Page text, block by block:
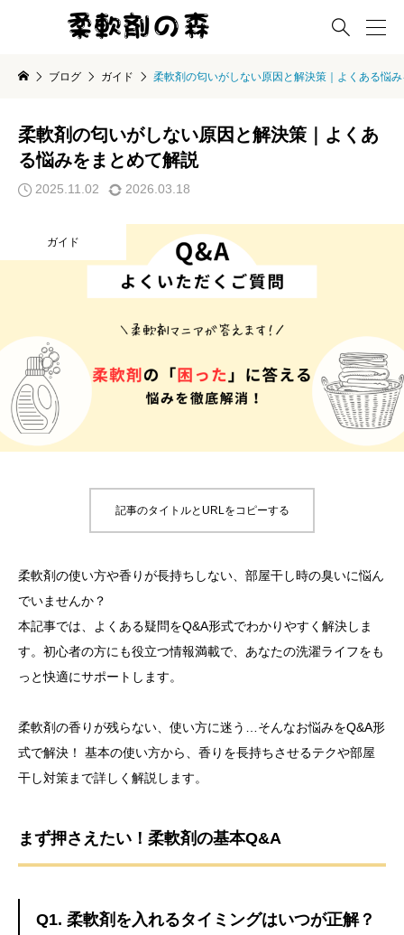

ブログ ガイド 柔軟剤の匂いがしない原因と解決策｜よくある悩
柔軟剤の匂いがしない原因と解決策｜よくあ
る悩みをまとめて解説
2025.11.02 2026.03.18
ガイド
記事のタイトルとURLをコピーする
柔軟剤の使い方や香りが長持ちしない、部屋干し時の臭いに悩ん
でいませんか？
本記事では、よくある疑問をQ&A形式でわかりやすく解決しま
す。初心者の方にも役立つ情報満載で、あなたの洗濯ライフをも
っと快適にサポートします。
柔軟剤の香りが残らない、使い方に迷う…そんなお悩みをQ&A形
式で解決！ 基本の使い方から、香りを長持ちさせるテクや部屋
干し対策まで詳しく解説します。
まず押さえたい！柔軟剤の基本Q&A
Q1. 柔軟剤を入れるタイミングはいつが正解？